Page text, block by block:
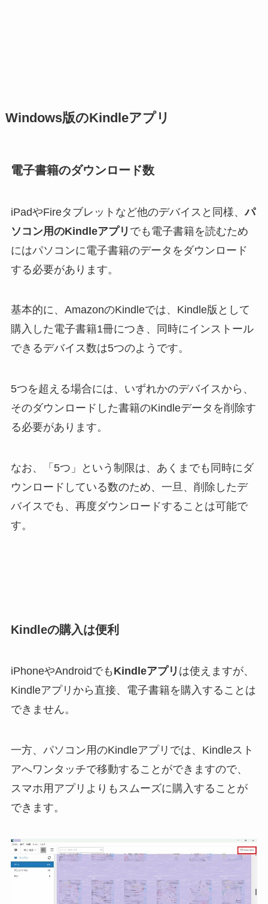
Windows版のKindleアプリ
電子書籍のダウンロード数
iPadやFireタブレットなど他のデバイスと同様、パ
ソコン用のKindleアプリ でも電子書籍を読むため
にはパソコンに電子書籍のデータをダウンロード
する必要があります。
基本的に、AmazonのKindleでは、Kindle版として
購入した電子書籍1冊につき、同時にインストール
できるデバイス数は5つのようです。
5つを超える場合には、いずれかのデバイスから、
そのダウンロードした書籍のKindleデータを削除す
る必要があります。
なお、「5つ」という制限は、あくまでも同時にダ
ウンロードしている数のため、一旦、削除したデ
バイスでも、再度ダウンロードすることは可能で
す。
Kindleの購入は便利
iPhoneやAndroidでも Kindleアプリ は使えますが、
Kindleアプリから直接、電子書籍を購入することは
できません。
一方、パソコン用のKindleアプリでは、Kindleスト
アへワンタッチで移動することができますので、
スマホ用アプリよりもスムーズに購入することが
できます。